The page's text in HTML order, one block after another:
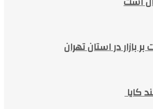
بازار در استان تهران
کایا